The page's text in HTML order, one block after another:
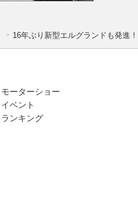
16年ぶり新型エルグランドも発進
モーターショー
イベント
ランキング